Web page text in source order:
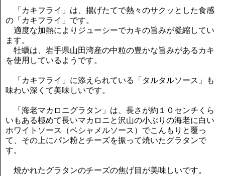
「カキフライ」は、揚げたてで熱々のサクッとした食感
の「カキフライ」です。
適度な加熱によりジューシーでカキの旨みが凝縮してい
ます。
牡蠣は、岩手県山田湾産の中粒の豊かな旨みがあるカキ
を使用しているようです。
「カキフライ」に添えられている「タルタルソース」も
味わい深くて美味しいです。
「海老マカロニグラタン」は、長さが約１０センチくら
いもある極めて長いマカロニと沢山の小ぶりの海老に白い
ホワイトソース（ベシャメルソース）でこんもりと覆っ
て、その上にパン粉とチーズを振って焼いたグラタンで
す。
焼かれたグラタンのチーズの焦げ目が美味しいです。